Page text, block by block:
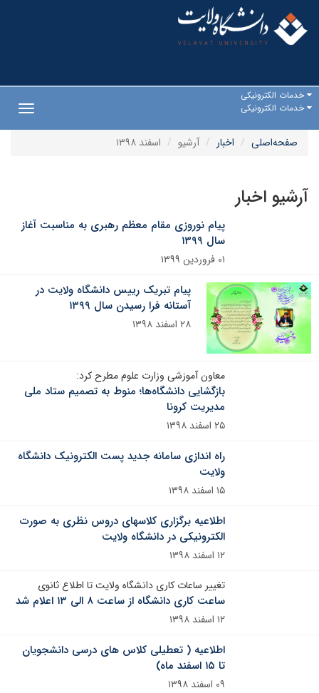
خدمات الکترونیکی
خدمات الکترونیکی
صفحه‌اصلی
اخبار آرشیو اسفند ۱۳۹۸
آرشیو اخبار
پیام نوروزی مقام معظم رهبری به مناسبت آغاز
سال ۱۳۹۹
۰۱ فروردین ۱۳۹۹
پیام تبریک رییس دانشگاه ولایت در
آستانه فرا رسیدن سال ۱۳۹۹
۲۸ اسفند ۱۳۹۸
معاون آموزشی وزارت علوم مطرح کرد:
بازگشایی دانشگاه‌ها؛ منوط به تصمیم ستاد ملی
مدیریت کرونا
۲۵ اسفند ۱۳۹۸
راه اندازی سامانه جدید پست الکترونیک دانشگاه
ولایت
۱۵ اسفند ۱۳۹۸
اطلاعیه برگزاری کلاسهای دروس نظری به صورت
الکترونیکی در دانشگاه ولایت
۱۲ اسفند ۱۳۹۸
تغییر ساعات کاری دانشگاه ولایت تا اطلاع ثانوی
ساعت کاری دانشگاه از ساعت ۸ الی ۱۳ اعلام شد
۱۲ اسفند ۱۳۹۸
اطلاعیه ( تعطیلی کلاس های درسی دانشجویان
تا ۱۵ اسفند ماه)
۰۹ اسفند ۱۳۹۸